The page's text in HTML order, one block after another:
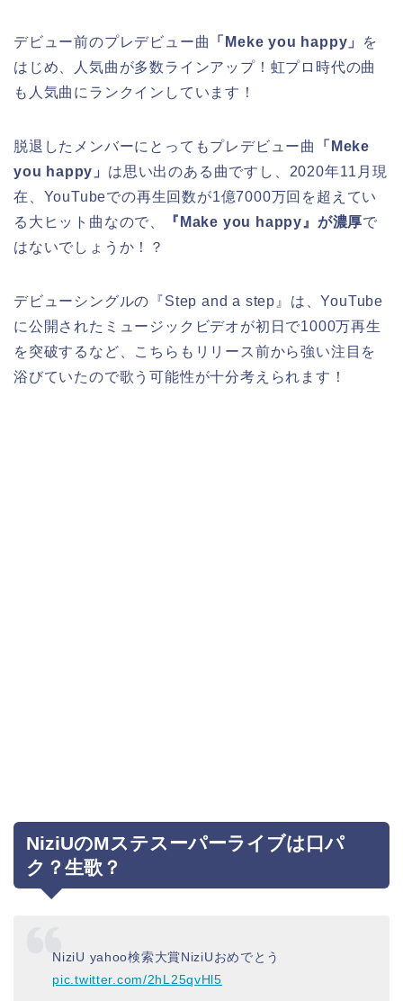
デビュー前のプレデビュー曲 「Meke you happy」
を
はじめ、人気曲が多数ラインアップ！虹プロ時代の曲
も人気曲にランクインしています！
脱退したメンバーにとってもプレデビュー曲
「Meke
you happy」 は思い出のある曲ですし、2020年11月現
在、 YouTubeでの再生回数が1億7000万回 を超えてい
る大ヒット曲なので、
『Make you happy』が濃厚で
はないでしょうか！？
デビューシングルの『Step and a step』は、YouTube
に公開されたミュージックビデオが初日で1000万再生
を突破するなど、こちらもリリース前から強い注目を
浴びていたので歌う可能性が十分考えられます！
NiziUのMステスーパーライブは口パ
ク？生歌？
NiziU yahoo検索大賞NiziUおめでとう
pic.twitter.com/2hL25qvHl5